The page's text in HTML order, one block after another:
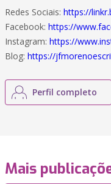
Redes Sociais: https://
Facebook: https://
Instagram: https://
Blog: https://
Perfil completo
Mais